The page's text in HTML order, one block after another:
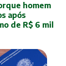
homem
após
de R$ 6 mil